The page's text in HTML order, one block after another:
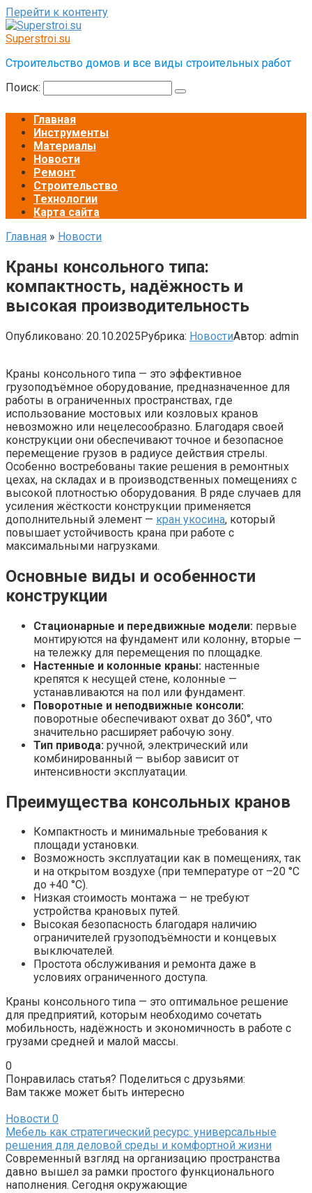
Перейти к контенту
Superstroi.su
Строительство домов и все виды строительных работ
Поиск:
Главная
Инструменты
Материалы
Новости
Ремонт
Строительство
Технологии
Карта сайта
Главная » Новости
Краны консольного типа:
компактность, надёжность и
высокая производительность
Опубликовано: 20.10.2025Рубрика: НовостиАвтор: admin
Краны консольного типа — это эффективное
грузоподъёмное оборудование, предназначенное для
работы в ограниченных пространствах, где
использование мостовых или козловых кранов
невозможно или нецелесообразно. Благодаря своей
конструкции они обеспечивают точное и безопасное
перемещение грузов в радиусе действия стрелы.
Особенно востребованы такие решения в ремонтных
цехах, на складах и в производственных помещениях с
высокой плотностью оборудования. В ряде случаев для
усиления жёсткости конструкции применяется
дополнительный элемент — кран укосина, который
повышает устойчивость крана при работе с
максимальными нагрузками.
Основные виды и особенности
конструкции
Стационарные и передвижные модели: первые
монтируются на фундамент или колонну, вторые —
на тележку для перемещения по площадке.
Настенные и колонные краны: настенные
крепятся к несущей стене, колонные —
устанавливаются на пол или фундамент.
Поворотные и неподвижные консоли:
поворотные обеспечивают охват до 360°, что
значительно расширяет рабочую зону.
Тип привода: ручной, электрический или
комбинированный — выбор зависит от
интенсивности эксплуатации.
Преимущества консольных кранов
Компактность и минимальные требования к
площади установки.
Возможность эксплуатации как в помещениях, так
и на открытом воздухе (при температуре от –20 °C
до +40 °C).
Низкая стоимость монтажа — не требуют
устройства крановых путей.
Высокая безопасность благодаря наличию
ограничителей грузоподъёмности и концевых
выключателей.
Простота обслуживания и ремонта даже в
условиях ограниченного доступа.
Краны консольного типа — это оптимальное решение
для предприятий, которым необходимо сочетать
мобильность, надёжность и экономичность в работе с
грузами средней и малой массы.
0
Понравилась статья? Поделиться с друзьями:
Вам также может быть интересно
Новости 0
Мебель как стратегический ресурс: универсальные
решения для деловой среды и комфортной жизни
Современный взгляд на организацию пространства
давно вышел за рамки простого функционального
наполнения. Сегодня окружающие